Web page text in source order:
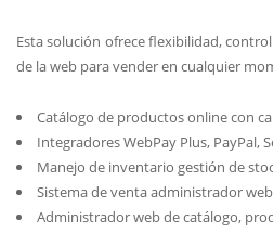
Esta solución ofrece flexibilidad,
de la web para vender en cualquier
Catálogo de productos online con
Integradores WebPay Plus, PayPal,
Manejo de inventario gestión de
Sistema de venta administrador
Administrador web de catálogo,